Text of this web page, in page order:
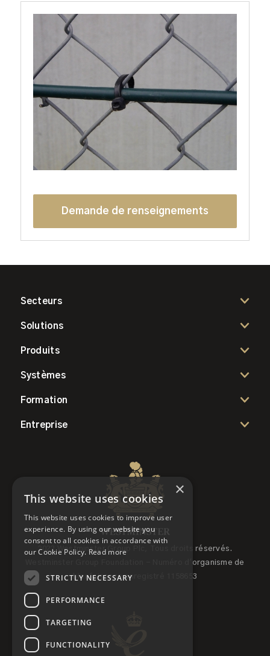
Demande de renseignements
Secteurs
Solutions
Produits
Systèmes
Formation
Entreprise
2022 Westminster Group Plc, Tous droits réservés.
Westminster Group Foundation - Numéro d'organisme de
bienfaisance enregistré 1158653
×
This website uses cookies
This website uses cookies to improve user
experience. By using our website you
consent to all cookies in accordance with
our Cookie Policy. Read more
STRICTLY NECESSARY
PERFORMANCE
TARGETING
FUNCTIONALITY